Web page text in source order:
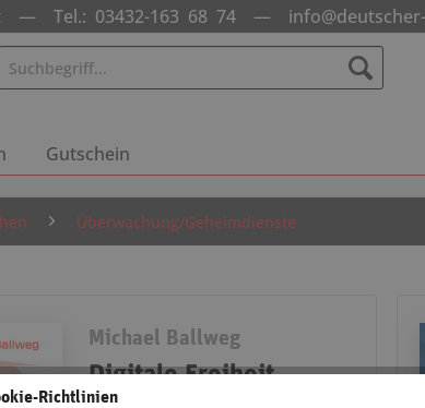
— Tel.: 03432-163 68 74—
Gutschein
Überwachung/Geheimdienste
Michael Ballweg
Digitale Freiheit
Richtlinien